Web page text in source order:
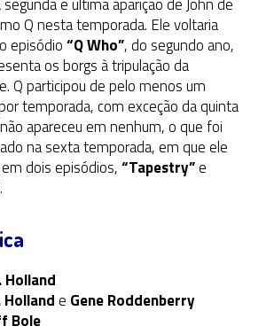
e última aparição de John de
Q nesta temporada. Ele voltaria
episódio“Q Who”, do segundo ano,
os borgs à tripulação da
Q participou de pelo menos um
temporada, com exceção da quinta
apareceu em nenhum, o que foi
na sexta temporada, em que ele
dois episódios,“Tapestry”e
.
Holland
Hollande Gene Roddenberry
Bole